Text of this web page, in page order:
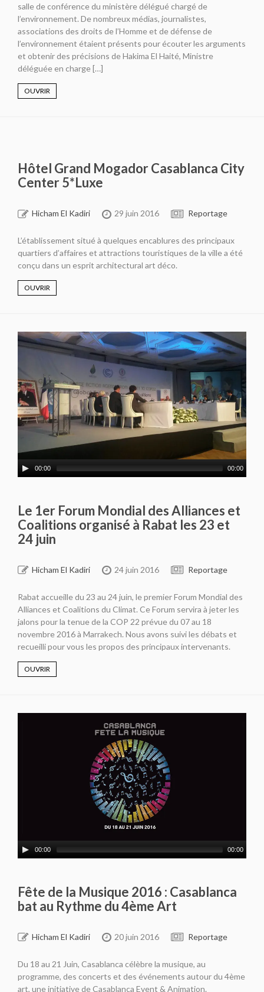
salle de conférence du ministère délégué chargé de
l’environnement. De nombreux médias, journalistes,
associations des droits de l’Homme et de défense de
l’environnement étaient présents pour écouter les arguments
et obtenir des précisions de Hakima El Haité, Ministre
déléguée en charge […]
OUVRIR
Hôtel Grand Mogador Casablanca City
Center 5*Luxe
Hicham El Kadiri 29 juin 2016 Reportage
L’établissement situé à quelques encablures des principaux
quartiers d’affaires et attractions touristiques de la ville a été
conçu dans un esprit architectural art déco.
OUVRIR
00:00 00:00
Le 1er Forum Mondial des Alliances et
Coalitions organisé à Rabat les 23 et
24 juin
Hicham El Kadiri 24 juin 2016 Reportage
Rabat accueille du 23 au 24 juin, le premier Forum Mondial des
Alliances et Coalitions du Climat. Ce Forum servira à jeter les
jalons pour la tenue de la COP 22 prévue du 07 au 18
novembre 2016 à Marrakech. Nous avons suivi les débats et
recueilli pour vous les propos des principaux intervenants.
OUVRIR
00:00 00:00
Fête de la Musique 2016 : Casablanca
bat au Rythme du 4ème Art
Hicham El Kadiri 20 juin 2016 Reportage
Du 18 au 21 Juin, Casablanca célèbre la musique, au
programme, des concerts et des événements autour du 4ème
art, une initiative de Casablanca Event & Animation.